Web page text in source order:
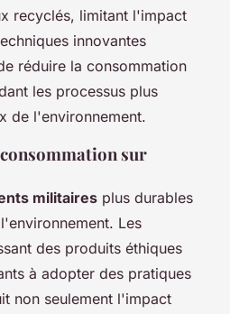
recyclés, limitant l'impact
innovantes
réduire la consommation
les processus plus
de l'environnement.
sur
militaires plus durables
Les
des produits éthiques
à adopter des pratiques
non seulement l'impact